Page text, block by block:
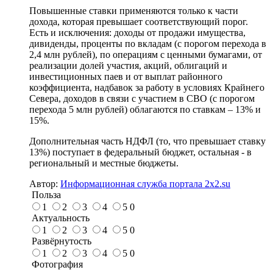
Повышенные ставки применяются только к части
дохода, которая превышает соответствующий порог.
Есть и исключения: доходы от продажи имущества,
дивиденды, проценты по вкладам (с порогом перехода в
2,4 млн рублей), по операциям с ценными бумагами, от
реализации долей участия, акций, облигаций и
инвестиционных паев и от выплат районного
коэффициента, надбавок за работу в условиях Крайнего
Севера, доходов в связи с участием в СВО (с порогом
перехода 5 млн рублей) облагаются по ставкам – 13% и
15%.
Дополнительная часть НДФЛ (то, что превышает ставку
13%) поступает в федеральный бюджет, остальная - в
региональный и местные бюджеты.
Автор: Информационная служба портала 2x2.su
Польза
1
2 3 4 5 0
Актуальность
1
2 3 4 5 0
Развёрнутость
1
2 3 4 5 0
Фотография